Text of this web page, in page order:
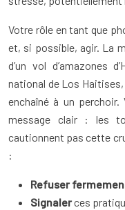
Votre rôle en tant que
et, si possible, agir. La
d’un vol d’amazones
national de Los Haitises,
enchaîné à un
message clair : les
cautionnent pas cette
:
Refuser
Signalerces